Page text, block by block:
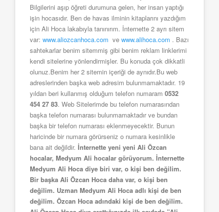
Bilgilerini aşıp öğreti durumuna gelen, her insan yaptığı
işin hocasıdır. Ben de havas ilminin kitaplarını yazdığım
için Ali Hoca lakabıyla tanınırım. İnternette 2 ayrı sitem
var: www.aliozcanhoca.com ve www.alihoca.com . Bazı
sahtekarlar benim sitemmiş gibi benim reklam linklerimi
kendi sitelerine yönlendirmişler. Bu konuda çok dikkatli
olunuz.Benim her 2 sitemin içeriği de aynıdır.Bu web
adreslerinden başka web adresim bulunmamaktadır. 19
yıldan beri kullanmış olduğum telefon numaram 0532
454 27 83. Web Sitelerimde bu telefon numarasından
başka telefon numarası bulunmamaktadır ve bundan
başka bir telefon numarası eklenmeyecektir. Bunun
haricinde bir numara görürseniz o numara kesinlikle
bana ait değildir. İnternette yeni yeni Ali Özcan
hocalar, Medyum Ali hocalar görüyorum. İnternette
Medyum Ali Hoca diye biri var, o kişi ben değilim.
Bir başka Ali Özcan Hoca daha var, o kişi ben
değilim. Uzman Medyum Ali Hoca adlı kişi de ben
değilim. Özcan Hoca adındaki kişi de ben değilim.